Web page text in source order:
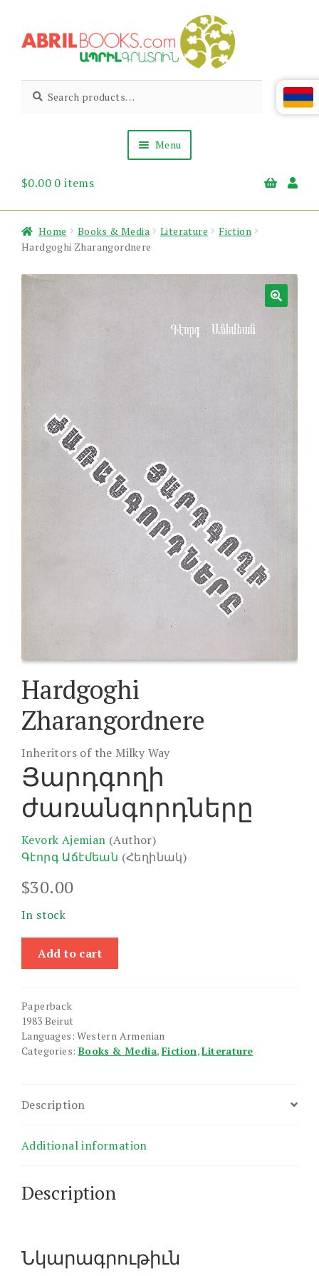
to
to
Abril
Books
Living
Armenian
for:
Menu
About Us
News & Events
$0.00 0 items
Home Books & Media Literature
Fiction
Hardgoghi Zharangordnere
Hardgoghi
Zharangordnere
Inheritors of the Milky Way
Յարդգողի
ժառանգորդները
Kevork Ajemian (Author)
Գէորգ Աճէմեան (Հեղինակ)
$30.00
In stock
Hardgoghi
Zharangordnere
Add to cart
Paperback
1983 Beirut
Languages: Western Armenian
Categories: Books & Media, Fiction,Literature
Description
Additional information
Description
Նկարագրութիւն